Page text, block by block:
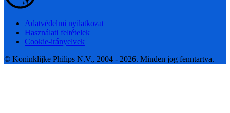
Adatvédelmi nyilatkozat
Használati feltételek
Cookie-irányelvek
© Koninklijke Philips N.V., 2004 - 2026. Minden jog fenntartva.